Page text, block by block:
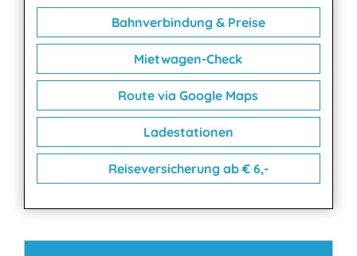
Bahnverbindung & Preise
Mietwagen-Check
Route via Google Maps
Ladestationen
Reiseversicherung ab € 6,-